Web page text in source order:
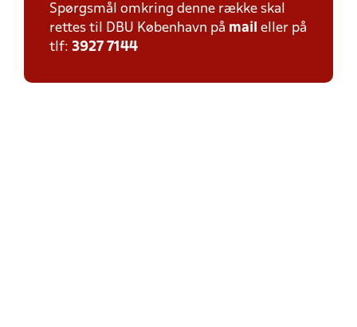
Spørgsmål omkring denne række skal
rettes til DBU København på mail eller på
tlf: 3927 7144